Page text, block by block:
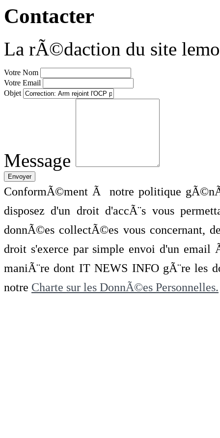
Contacter
La rÃ©daction du site
Votre Nom
Votre Email
Objet
Message
ConformÃ©ment Ã notre politique
disposez d'un droit d'accÃ¨s vous
donnÃ©es collectÃ©es vous concernant,
droit s'exerce par simple envoi d'un
maniÃ¨re dont IT NEWS INFO gÃ¨re les
notre Charte sur les DonnÃ©es Personnelles.